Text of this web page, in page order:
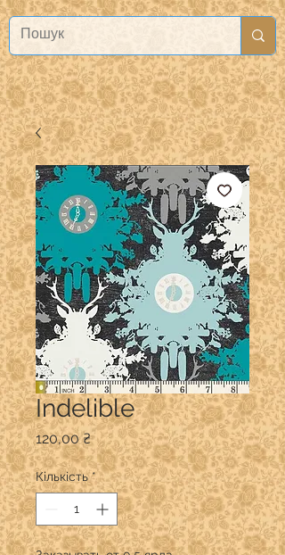
Indelible
120,00 ₴Ціна
Кількість *